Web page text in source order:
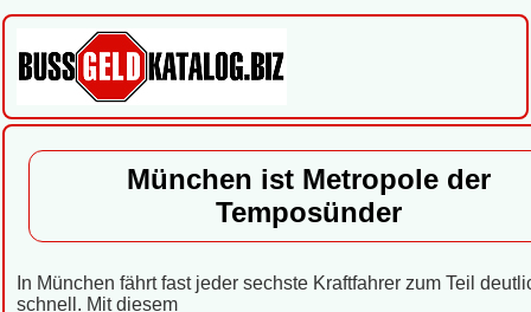
München ist Metropole der
Temposünder
In München fährt fast jeder sechste Kraftfahrer zum Teil
schnell. Mit diesem